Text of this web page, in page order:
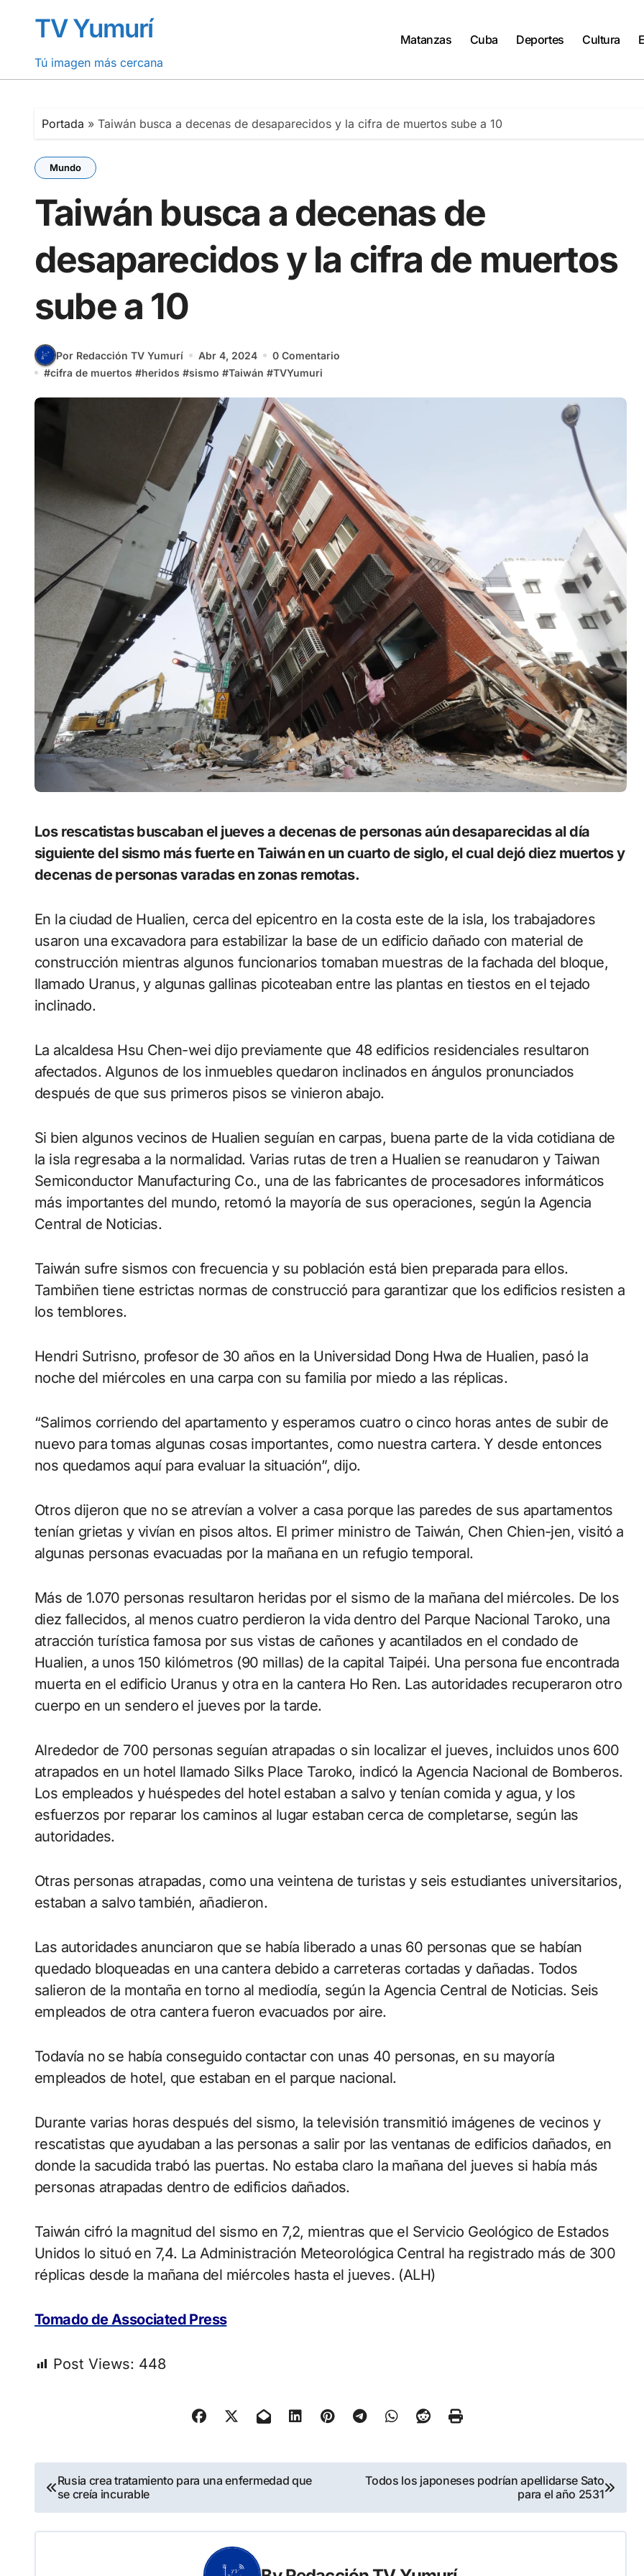
contenidoTV Yumurí
Tú imagen más cercana
Matanzas Cuba Deportes Cultura
Portada » Taiwán busca a decenas de desaparecidos y la cifra de muertos sube a 10
Mundo
Taiwán busca a decenas de
desaparecidos y la cifra de muertos
sube a 10
Por Redacción TV Yumurí Abr 4, 2024
0 Comentario
#cifra de muertos #heridos #sismo #Taiwán #TVYumuri
Los rescatistas buscaban el jueves a decenas de personas aún desaparecidas al día
siguiente del sismo más fuerte en Taiwán en un cuarto de siglo, el cual dejó diez muertos y
decenas de personas varadas en zonas remotas.
En la ciudad de Hualien, cerca del epicentro en la costa este de la isla, los trabajadores
usaron una excavadora para estabilizar la base de un edificio dañado con material de
construcción mientras algunos funcionarios tomaban muestras de la fachada del bloque,
llamado Uranus, y algunas gallinas picoteaban entre las plantas en tiestos en el tejado
inclinado.
La alcaldesa Hsu Chen-wei dijo previamente que 48 edificios residenciales resultaron
afectados. Algunos de los inmuebles quedaron inclinados en ángulos pronunciados
después de que sus primeros pisos se vinieron abajo.
Si bien algunos vecinos de Hualien seguían en carpas, buena parte de la vida cotidiana de
la isla regresaba a la normalidad. Varias rutas de tren a Hualien se reanudaron y Taiwan
Semiconductor Manufacturing Co., una de las fabricantes de procesadores informáticos
más importantes del mundo, retomó la mayoría de sus operaciones, según la Agencia
Central de Noticias.
Taiwán sufre sismos con frecuencia y su población está bien preparada para ellos.
Tambiñen tiene estrictas normas de construcció para garantizar que los edificios resisten a
los temblores.
Hendri Sutrisno, profesor de 30 años en la Universidad Dong Hwa de Hualien, pasó la
noche del miércoles en una carpa con su familia por miedo a las réplicas.
“Salimos corriendo del apartamento y esperamos cuatro o cinco horas antes de subir de
nuevo para tomas algunas cosas importantes, como nuestra cartera. Y desde entonces
nos quedamos aquí para evaluar la situación”, dijo.
Otros dijeron que no se atrevían a volver a casa porque las paredes de sus apartamentos
tenían grietas y vivían en pisos altos. El primer ministro de Taiwán, Chen Chien-jen, visitó a
algunas personas evacuadas por la mañana en un refugio temporal.
Más de 1.070 personas resultaron heridas por el sismo de la mañana del miércoles. De los
diez fallecidos, al menos cuatro perdieron la vida dentro del Parque Nacional Taroko, una
atracción turística famosa por sus vistas de cañones y acantilados en el condado de
Hualien, a unos 150 kilómetros (90 millas) de la capital Taipéi. Una persona fue encontrada
muerta en el edificio Uranus y otra en la cantera Ho Ren. Las autoridades recuperaron otro
cuerpo en un sendero el jueves por la tarde.
Alrededor de 700 personas seguían atrapadas o sin localizar el jueves, incluidos unos 600
atrapados en un hotel llamado Silks Place Taroko, indicó la Agencia Nacional de Bomberos.
Los empleados y huéspedes del hotel estaban a salvo y tenían comida y agua, y los
esfuerzos por reparar los caminos al lugar estaban cerca de completarse, según las
autoridades.
Otras personas atrapadas, como una veintena de turistas y seis estudiantes universitarios,
estaban a salvo también, añadieron.
Las autoridades anunciaron que se había liberado a unas 60 personas que se habían
quedado bloqueadas en una cantera debido a carreteras cortadas y dañadas. Todos
salieron de la montaña en torno al mediodía, según la Agencia Central de Noticias. Seis
empleados de otra cantera fueron evacuados por aire.
Todavía no se había conseguido contactar con unas 40 personas, en su mayoría
empleados de hotel, que estaban en el parque nacional.
Durante varias horas después del sismo, la televisión transmitió imágenes de vecinos y
rescatistas que ayudaban a las personas a salir por las ventanas de edificios dañados, en
donde la sacudida trabó las puertas. No estaba claro la mañana del jueves si había más
personas atrapadas dentro de edificios dañados.
Taiwán cifró la magnitud del sismo en 7,2, mientras que el Servicio Geológico de Estados
Unidos lo situó en 7,4. La Administración Meteorológica Central ha registrado más de 300
réplicas desde la mañana del miércoles hasta el jueves. (ALH)
Tomado de Associated Press
Post Views: 448
Navegación
de
entradas
Rusia crea tratamiento para una enfermedad que
se creía incurable
Todos los japoneses podrían apellidarse Sato
para el año 2531